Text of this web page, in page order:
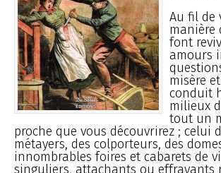
Au fil de
manière
font
amours
misère
conduit
milieux
tout un
proche que vous découvrirez ; celui
métayers, des colporteurs, des
innombrables foires et cabarets de
singuliers, attachants ou effrayants